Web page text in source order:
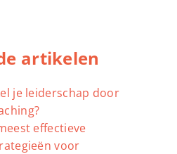
artikelen
je leiderschap door
effectieve
voor